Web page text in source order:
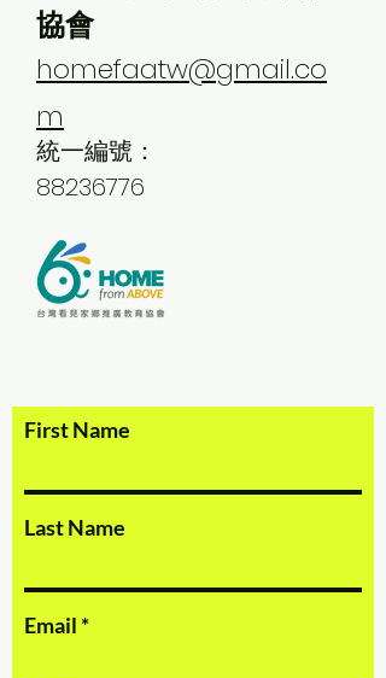
協會
homefaatw@gmail.co
m
統一編號：
88236776
First Name
Last Name
Email